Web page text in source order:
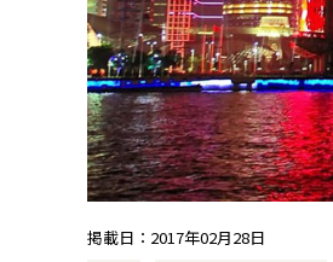
掲載日： 2017年02月28日